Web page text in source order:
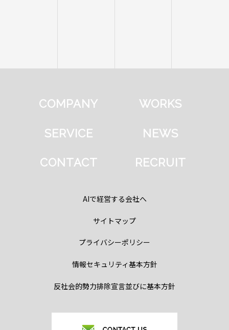
COMPANY WORKS
SERVICE NEWS
CONTACT RECRUIT
AIで経営する会社へ
サイトマップ
プライバシーポリシー
情報セキュリティ基本方針
反社会的勢力排除宣言並びに基本方針